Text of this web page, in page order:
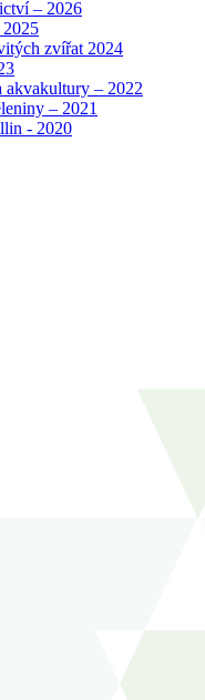
– 2026
zvířat 2024
– 2022
– 2021
- 2020